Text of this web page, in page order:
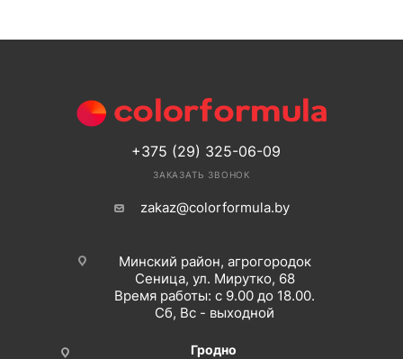
+375 (29) 325-06-09
ЗАКАЗАТЬ ЗВОНОК
zakaz@colorformula.by
Минский район, агрогородок
Сеница, ул. Мирутко, 68
Время работы: с 9.00 до 18.00.
Сб, Вс - выходной
Гродно